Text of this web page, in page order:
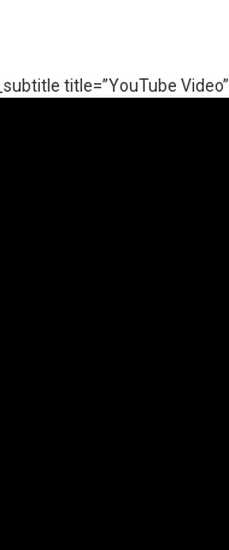
title=”YouTube Video”]